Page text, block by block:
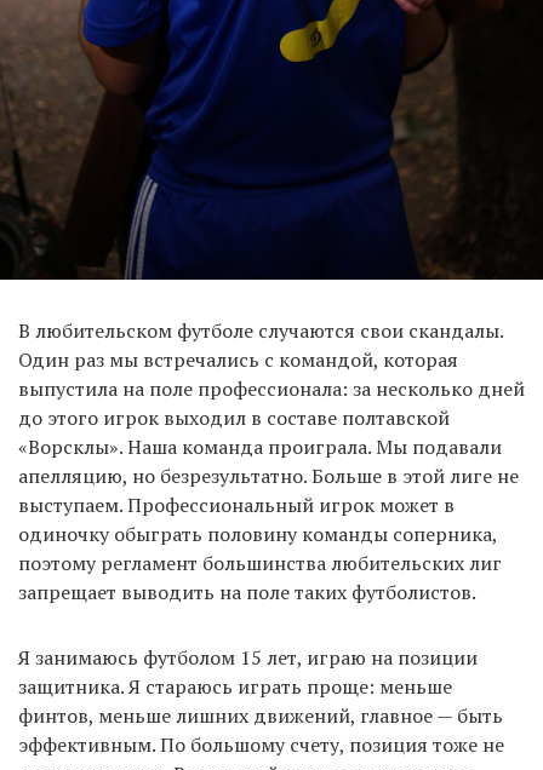
В любительском футболе случаются свои скандалы.
Один раз мы встречались с командой, которая
выпустила на поле профессионала: за несколько дней
до этого игрок выходил в составе полтавской
«Ворсклы». Наша команда проиграла. Мы подавали
апелляцию, но безрезультатно. Больше в этой лиге не
выступаем. Профессиональный игрок может в
одиночку обыграть половину команды соперника,
поэтому регламент большинства любительских лиг
запрещает выводить на поле таких футболистов.
Я занимаюсь футболом 15 лет, играю на позиции
защитника. Я стараюсь играть проще: меньше
финтов, меньше лишних движений, главное — быть
эффективным. По большому счету, позиция тоже не